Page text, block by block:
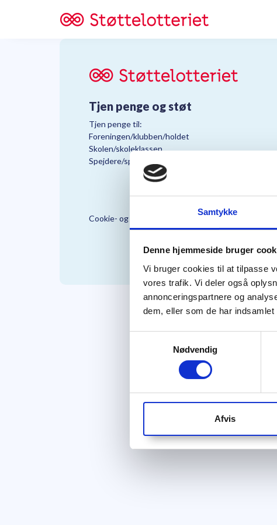
Samtykke
Denne hjemmeside bruger
Vi bruger cookies til at tilpasse
vores trafik. Vi deler også
annonceringspartnere og
dem, eller som de har
Nødvendig
Afvis
Tjen penge og støt
Tjen penge til:
Foreningen/klubben/holdet
Skolen/skoleklassen
Spejdere/spejdergruppen/FDF’ere, m.fl.
Cookie- og Persondatapolitik